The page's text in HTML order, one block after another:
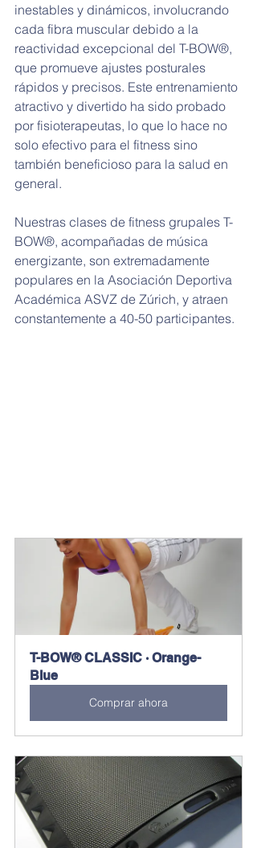
inestables y dinámicos, involucrando
cada fibra muscular debido a la
reactividad excepcional del T-BOW®,
que promueve ajustes posturales
rápidos y precisos. Este entrenamiento
atractivo y divertido ha sido probado
por fisioterapeutas, lo que lo hace no
solo efectivo para el fitness sino
también beneficioso para la salud en
general.
Nuestras clases de fitness grupales T-
BOW®, acompañadas de música
energizante, son extremadamente
populares en la Asociación Deportiva
Académica ASVZ de Zúrich, y atraen
constantemente a 40-50 participantes.
T-BOW® CLASSIC · Orange-
Blue
Comprar ahora